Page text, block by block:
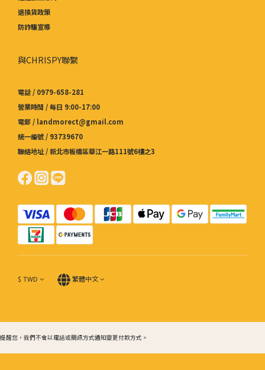
退換貨政策
防詐騙宣導
與CHRISPY聯繫
電話 / 0979-658-281
營業時間 / 每日 9:00-17:00
電郵 / landmorect@gmail.com
統一編號 / 93739670
聯絡地址 / 新北市板橋區華江一路111號6樓之3
$ TWD 繁體中文
提醒您，我們不會以電話或簡訊方式通知變更付款方式。